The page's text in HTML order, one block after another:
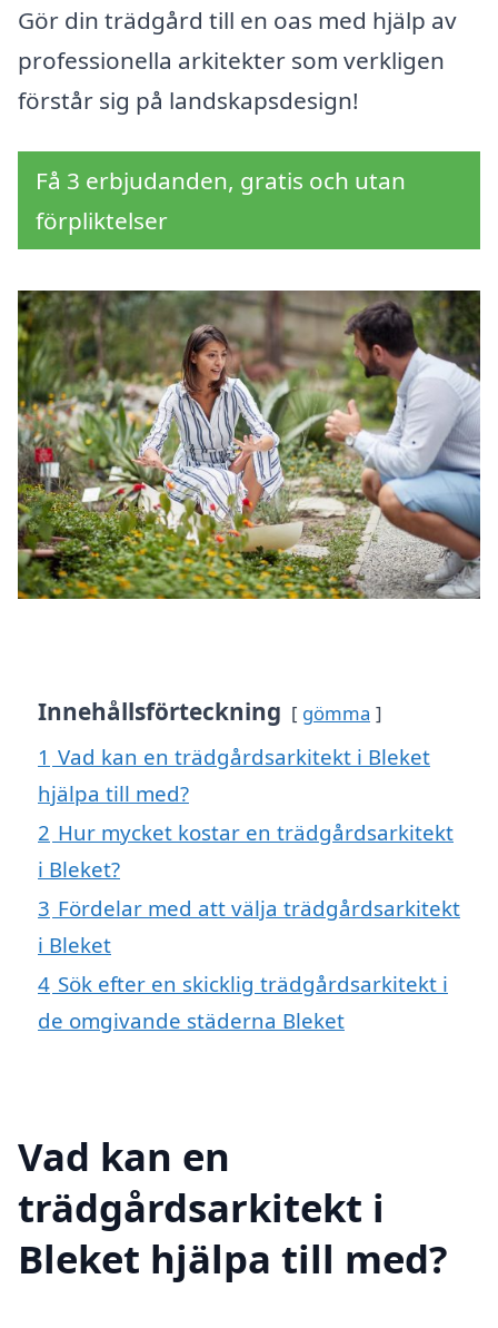
Gör din trädgård till en oas med hjälp av
professionella arkitekter som verkligen
förstår sig på landskapsdesign!
Få 3 erbjudanden, gratis och utan
förpliktelser
Innehållsförteckning gömma
1 Vad kan en trädgårdsarkitekt i Bleket
hjälpa till med?
2 Hur mycket kostar en trädgårdsarkitekt
i Bleket?
3 Fördelar med att välja trädgårdsarkitekt
i Bleket
4 Sök efter en skicklig trädgårdsarkitekt i
de omgivande städerna Bleket
Vad kan en
trädgårdsarkitekt i
Bleket hjälpa till med?